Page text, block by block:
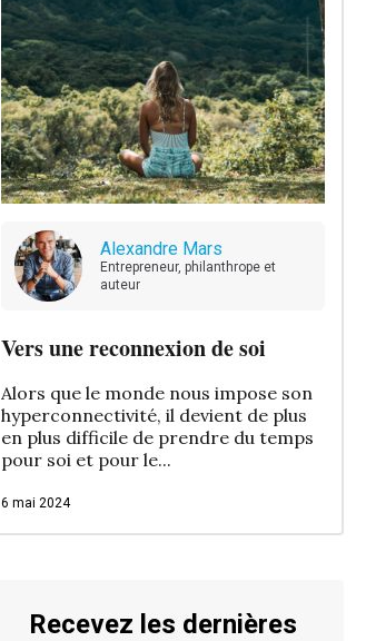
Alexandre Mars
Entrepreneur, philanthrope et
auteur
Vers une reconnexion de soi
Alors que le monde nous impose son
hyperconnectivité, il devient de plus
en plus difficile de prendre du temps
pour soi et pour le...
6 mai 2024
Recevez les dernières